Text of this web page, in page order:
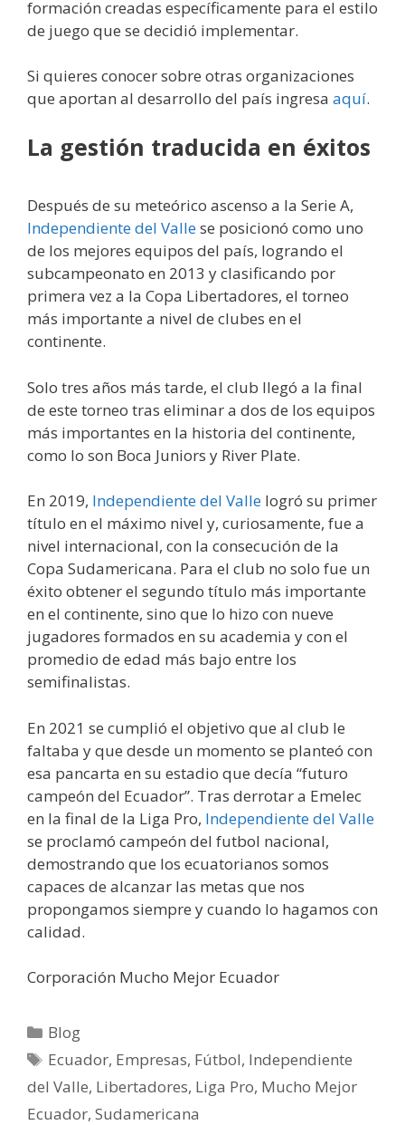
formación creadas específicamente para el estilo
de juego que se decidió implementar.
Si quieres conocer sobre otras organizaciones
que aportan al desarrollo del país ingresa aquí.
La gestión traducida en éxitos
Después de su meteórico ascenso a la Serie A,
Independiente del Vallese posicionó como uno
de los mejores equipos del país, logrando el
subcampeonato en 2013 y clasificando por
primera vez a la Copa Libertadores, el torneo
más importante a nivel de clubes en el
continente.
Solo tres años más tarde, el club llegó a la final
de este torneo tras eliminar a dos de los equipos
más importantes en la historia del continente,
como lo son Boca Juniors y River Plate.
En 2019, Independiente del Valle logró su primer
título en el máximo nivel y, curiosamente, fue a
nivel internacional, con la consecución de la
Copa Sudamericana. Para el club no solo fue un
éxito obtener el segundo título más importante
en el continente, sino que lo hizo con nueve
jugadores formados en su academia y con el
promedio de edad más bajo entre los
semifinalistas.
En 2021 se cumplió el objetivo que al club le
faltaba y que desde un momento se planteó con
esa pancarta en su estadio que decía “futuro
campeón del Ecuador”. Tras derrotar a Emelec
en la final de la Liga Pro, Independiente del Valle
se proclamó campeón del futbol nacional,
demostrando que los ecuatorianos somos
capaces de alcanzar las metas que nos
propongamos siempre y cuando lo hagamos con
calidad.
Corporación Mucho Mejor Ecuador
Blog
Ecuador, Empresas, Fútbol, Independiente
del Valle, Libertadores, Liga Pro, Mucho Mejor
Ecuador, Sudamericana